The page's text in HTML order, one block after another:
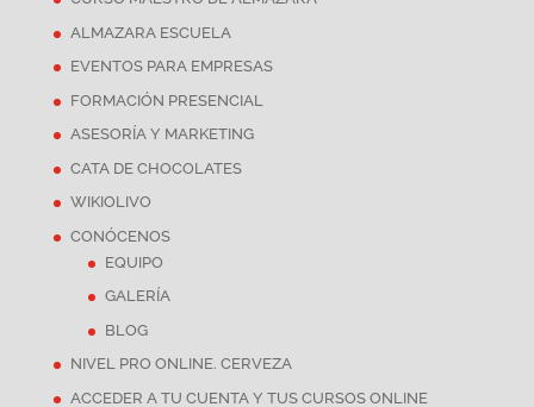
ALMAZARA ESCUELA
EVENTOS PARA EMPRESAS
FORMACIÓN PRESENCIAL
ASESORÍA Y MARKETING
CATA DE CHOCOLATES
WIKIOLIVO
CONÓCENOS
EQUIPO
GALERÍA
BLOG
NIVEL PRO ONLINE. CERVEZA
ACCEDER A TU CUENTA Y TUS CURSOS ONLINE